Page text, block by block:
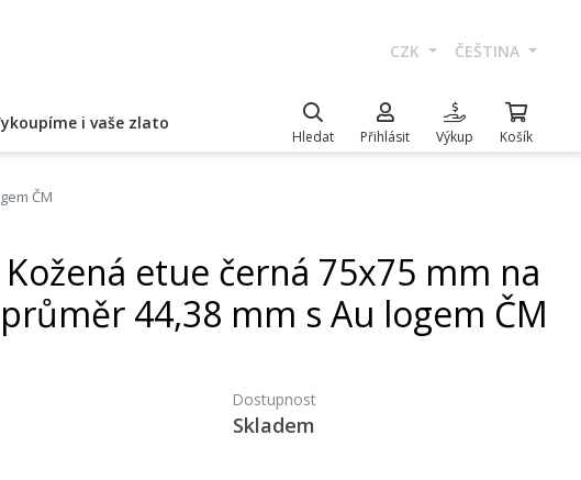
CZK ČEŠTINA
i vaše zlato
Hledat Přihlásit Výkup Košík
ČM
Kožená etue černá 75x75 mm na
průměr 44,38 mm s Au logem ČM
Dostupnost
Skladem